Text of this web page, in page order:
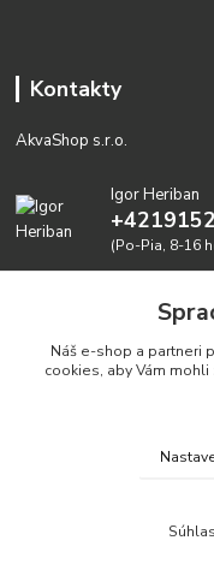
Kontakty
AkvaShop s.r.o.
Igor Heriban
(Po-Pia, 8-16
Realizujeme
Náš e-shop a partneri
cookies, aby Vám